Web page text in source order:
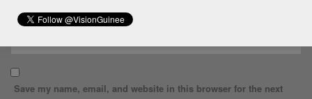
Save my name, email, and website in this browser for the next